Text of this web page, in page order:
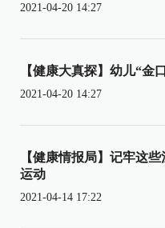
2021-04-20 14:27
【健康大真探】幼儿“金
2021-04-20 14:27
【健康情报局】记牢这
运动
2021-04-14 17:22